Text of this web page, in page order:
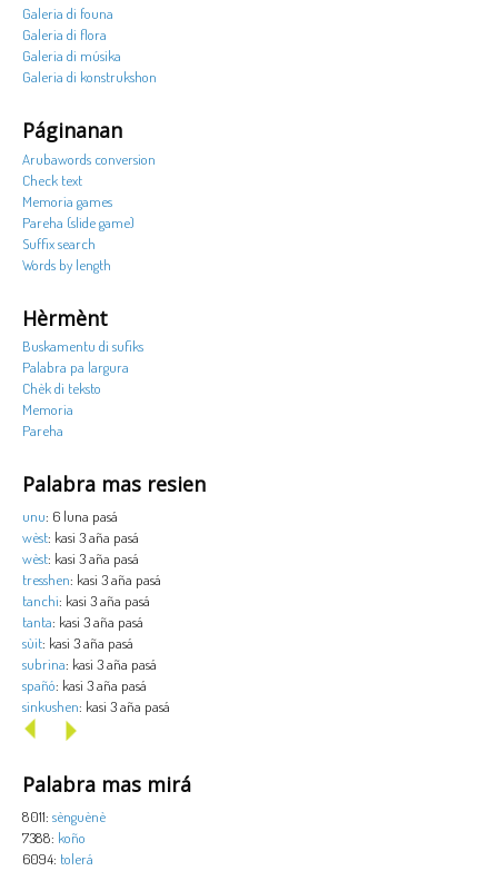
Galeria di founa
Galeria di flora
Galeria di músika
Galeria di konstrukshon
Páginanan
Arubawords conversion
Check text
Memoria games
Pareha (slide game)
Suffix search
Words by length
Hèrmènt
Buskamentu di sufiks
Palabra pa largura
Chèk di teksto
Memoria
Pareha
Palabra mas resien
unu: 6 luna pasá
wèst: kasi 3 aña pasá
wèst: kasi 3 aña pasá
tresshen: kasi 3 aña pasá
tanchi: kasi 3 aña pasá
tanta: kasi 3 aña pasá
sùit: kasi 3 aña pasá
subrina: kasi 3 aña pasá
spañó: kasi 3 aña pasá
sinkushen: kasi 3 aña pasá
Palabra mas mirá
8011: sènguènè
7388: koño
6094: tolerá